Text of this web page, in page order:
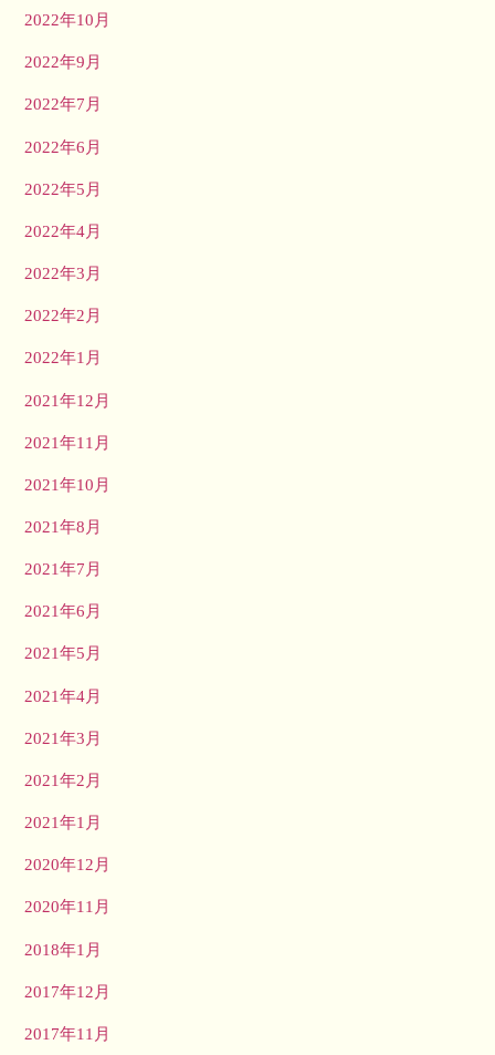
2022年10月
2022年9月
2022年7月
2022年6月
2022年5月
2022年4月
2022年3月
2022年2月
2022年1月
2021年12月
2021年11月
2021年10月
2021年8月
2021年7月
2021年6月
2021年5月
2021年4月
2021年3月
2021年2月
2021年1月
2020年12月
2020年11月
2018年1月
2017年12月
2017年11月